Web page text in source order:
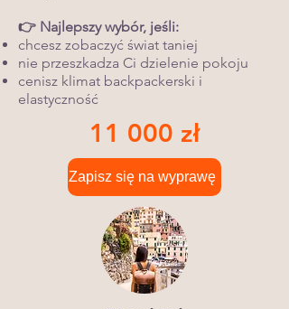
👉 Najlepszy wybór, jeśli:
chcesz zobaczyć świat taniej
nie przeszkadza Ci dzielenie pokoju
cenisz klimat backpackerski i
elastyczność
11 000 zł
Zapisz się na wyprawę